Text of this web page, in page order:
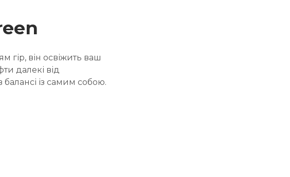
гір, він освіжить ваш
далекі від
із самим собою.